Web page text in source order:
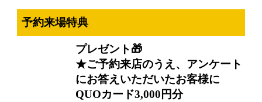
予約来場特典
プレゼント🎁
★ご予約来店のうえ、アンケート
にお答えいただいたお客様に
QUOカード3,000円分